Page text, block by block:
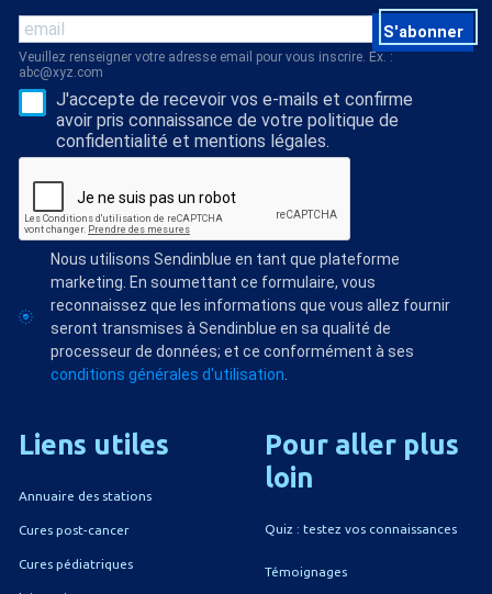
S'abonner
Veuillez renseigner votre adresse email pour vous inscrire. Ex. :
abc@xyz.com
J'accepte de recevoir vos e-mails et confirme
avoir pris connaissance de votre politique de
confidentialité et mentions légales.
Nous utilisons Sendinblue en tant que plateforme
marketing. En soumettant ce formulaire, vous
reconnaissez que les informations que vous allez fournir
seront transmises à Sendinblue en sa qualité de
processeur de données; et ce conformément à ses
conditions générales d'utilisation
Liens utiles
Annuaire des stations
Cures post-cancer
Cures pédiatriques
Pour aller plus
loin
Quiz : testez vos connaissances
Témoignages